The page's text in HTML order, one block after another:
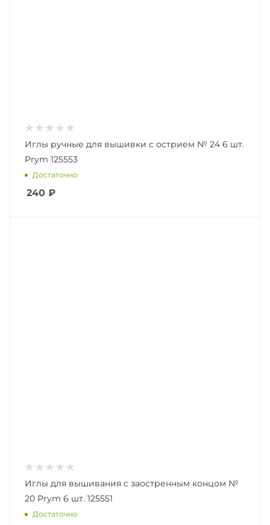
Иглы ручные для вышивки с острием № 24 6 шт.
Prym 125553
Достаточно
240 ₽
Иглы для вышивания с заостренным концом №
20 Prym 6 шт. 125551
Достаточно